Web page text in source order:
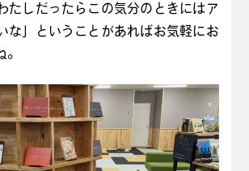
たしだったらこの気分のときにはア
な」ということがあればお気軽にお